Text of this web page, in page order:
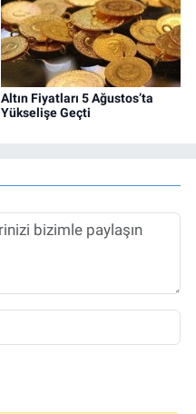
Altın Fiyatları 5 Ağustos’ta
Yükselişe Geçti